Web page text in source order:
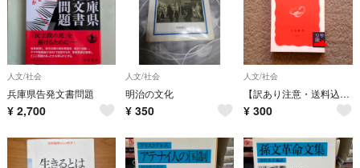
人文/社会
兵庫県告発文書問題
¥ 2,700
人文/社会
明治の文化
¥ 350
人文/社会
【訳あり注意・送料込み】岩波新書 沖縄現代史 訳あり注意 ゆうパケットポストmineにて発送
¥ 300